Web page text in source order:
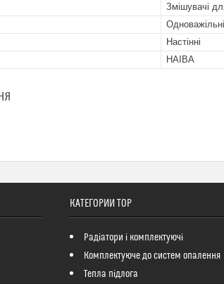
Змішувачі
Одноважільні
Настінні
HAIBA
КАТЕГОРИИ ТОР
Радіатори і комплектуючі
Комплектуюче до систем опалення
Тепла підлога